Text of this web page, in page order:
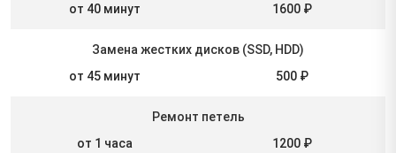
от 40 минут
1600 ₽
Замена жестких дисков (SSD, HDD)
от 45 минут
500 ₽
Ремонт петель
от 1 часа
1200 ₽